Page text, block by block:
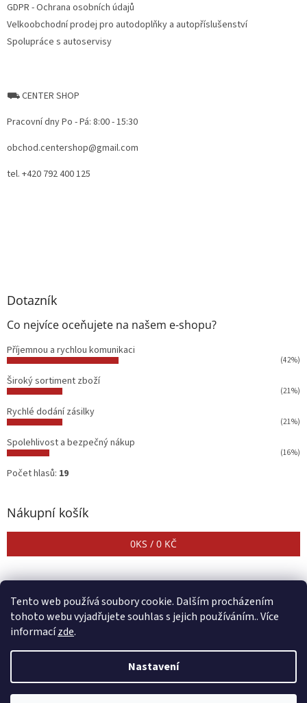
Tento web používá soubory cookie. Dalším procházením
tohoto webu vyjadřujete souhlas s jejich používáním.. Více
informacízde.
Nastavení
GDPR - Ochrana osobních údajů
Velkoobchodní prodej pro autodoplňky a autopříslušenství
Spolupráce s autoservisy
⛟ CENTER SHOP
Pracovní dny Po - Pá: 8:00 - 15:30
obchod.centershop@gmail.com
tel. +420 792 400 125
Dotazník
Co nejvíce oceňujete na našem e-shopu?
Příjemnou a rychlou komunikaci
(42%)
Široký sortiment zboží
(21%)
Rychlé dodání zásilky
(21%)
Spolehlivost a bezpečný nákup
(16%)
Počet hlasů: 19
Nákupní košík
0KS / 0 KČ
Copyright 2026CENTER SHOP. Všechna práva vyhrazena.Upravit